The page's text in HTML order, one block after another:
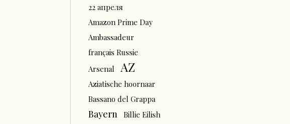
22 апреля
Amazon Prime Day
Ambassadeur
français Russie
Arsenal
AZ
Aziatische hoornaar
Bassano del Grappa
Bayern
Billie Eilish